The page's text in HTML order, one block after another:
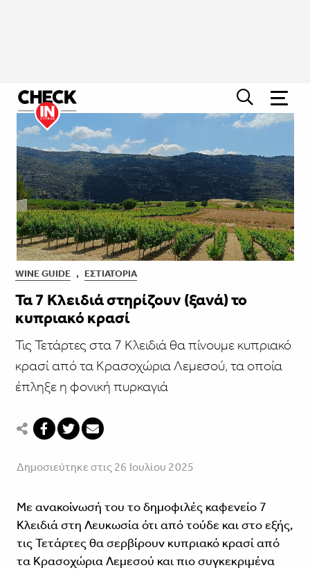
WINE GUIDE , ΕΣΤΙΑΤΌΡΙΑ
Τα 7 Κλειδιά στηρίζουν (ξανά) το
κυπριακό κρασί
Τις Τετάρτες στα 7 Κλειδιά θα πίνουμε κυπριακό
κρασί από τα Κρασοχώρια Λεμεσού, τα οποία
έπληξε η φονική πυρκαγιά
Δημοσιεύτηκε στις 26 Ιουλίου 2025
Με ανακοίνωσή του το δημοφιλές καφενείο 7
Κλειδιά στη Λευκωσία ότι από τούδε και στο εξής,
τις Τετάρτες θα σερβίρουν κυπριακό κρασί από
τα Κρασοχώρια Λεμεσού και πιο συγκεκριμένα